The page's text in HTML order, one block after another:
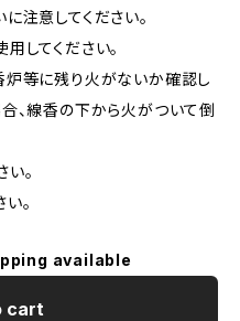
注意してください。
してください。
炉等に残り火がないか確認し
、線香の下から火がついて倒
。
。
available
cart